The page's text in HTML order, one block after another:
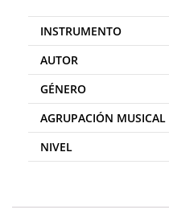
INSTRUMENTO
AUTOR
GÉNERO
AGRUPACIÓN MUSICAL
NIVEL